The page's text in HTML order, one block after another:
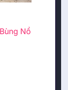
Nổ